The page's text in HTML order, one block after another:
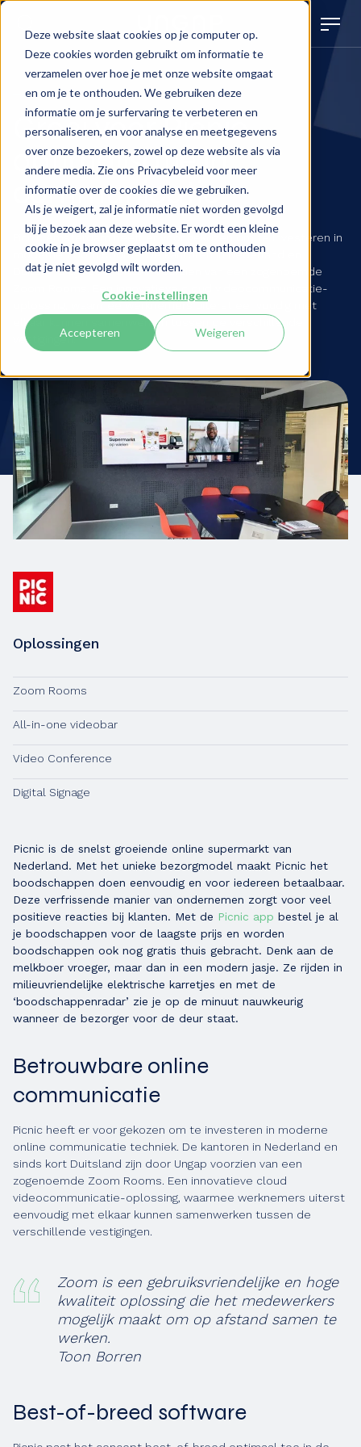
Deze website slaat cookies op je computer op.
Deze cookies worden gebruikt om informatie te
verzamelen over hoe je met onze website omgaat
en om je te onthouden. We gebruiken deze
informatie om je surfervaring te verbeteren en
personaliseren, en voor analyse en meetgegevens
over onze bezoekers, zowel op deze website als via
andere media. Zie ons Privacybeleid voor meer
informatie over de cookies die we gebruiken.
Als je weigert, zal je informatie niet worden gevolgd
bij je bezoek aan deze website. Er wordt een kleine
cookie in je browser geplaatst om te onthouden
dat je niet gevolgd wilt worden.
Cookie-instellingen
Accepteren Weigeren
Picnic
Groei voor Picnic
optimalisatie in
communicatie
Picnic Amsterdam heeft er voor gekozen om te investeren in
moderne Zoom Rooms. De kantoren in Nederland en
Duitsland zijn door UNGAP voorzien van een zogenoemde
Zoom Rooms. Een innovatieve cloud videocommunicatie-
oplossing, waarmee werknemers uiterst eenvoudig met
elkaar kunnen samenwerken tussen de verschillende
vestigingen.
Oplossingen
Zoom Rooms
All-in-one videobar
Video Conference
Digital Signage
Picnic is de snelst groeiende online supermarkt van
Nederland. Met het unieke bezorgmodel maakt Picnic het
boodschappen doen eenvoudig en voor iedereen betaalbaar.
Deze verfrissende manier van ondernemen zorgt voor veel
positieve reacties bij klanten. Met de Picnic app bestel je al
je boodschappen voor de laagste prijs en worden
boodschappen ook nog gratis thuis gebracht. Denk aan de
melkboer vroeger, maar dan in een modern jasje. Ze rijden in
milieuvriendelijke elektrische karretjes en met de
‘boodschappenradar’ zie je op de minuut nauwkeurig
wanneer de bezorger voor de deur staat.
Betrouwbare online
communicatie
Picnic heeft er voor gekozen om te investeren in moderne
online communicatie techniek. De kantoren in Nederland en
sinds kort Duitsland zijn door Ungap voorzien van een
zogenoemde Zoom Rooms. Een innovatieve cloud
videocommunicatie-oplossing, waarmee werknemers uiterst
eenvoudig met elkaar kunnen samenwerken tussen de
verschillende vestigingen.
Zoom is een gebruiksvriendelijke en hoge
kwaliteit oplossing die het medewerkers
mogelijk maakt om op afstand samen te
werken.
Toon Borren
Best-of-breed software